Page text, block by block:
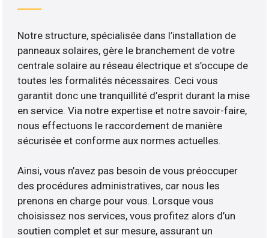
Notre structure, spécialisée dans l’installation de
panneaux solaires, gère le branchement de votre
centrale solaire au réseau électrique et s’occupe de
toutes les formalités nécessaires. Ceci vous
garantit donc une tranquillité d’esprit durant la mise
en service. Via notre expertise et notre savoir-faire,
nous effectuons le raccordement de manière
sécurisée et conforme aux normes actuelles.
Ainsi, vous n’avez pas besoin de vous préoccuper
des procédures administratives, car nous les
prenons en charge pour vous. Lorsque vous
choisissez nos services, vous profitez alors d’un
soutien complet et sur mesure, assurant un